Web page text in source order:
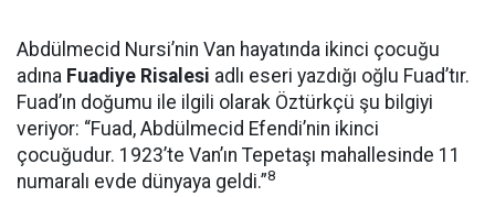
Abdülmecid Nursi’nin Van hayatında ikinci çocuğu
adına Fuadiye Risalesi adlı eseri yazdığı oğlu Fuad’tır.
Fuad’ın doğumu ile ilgili olarak Öztürkçü şu bilgiyi
veriyor: “Fuad, Abdülmecid Efendi’nin ikinci
çocuğudur. 1923’te Van’ın Tepetaşı mahallesinde 11
numaralı evde dünyaya geldi.”8